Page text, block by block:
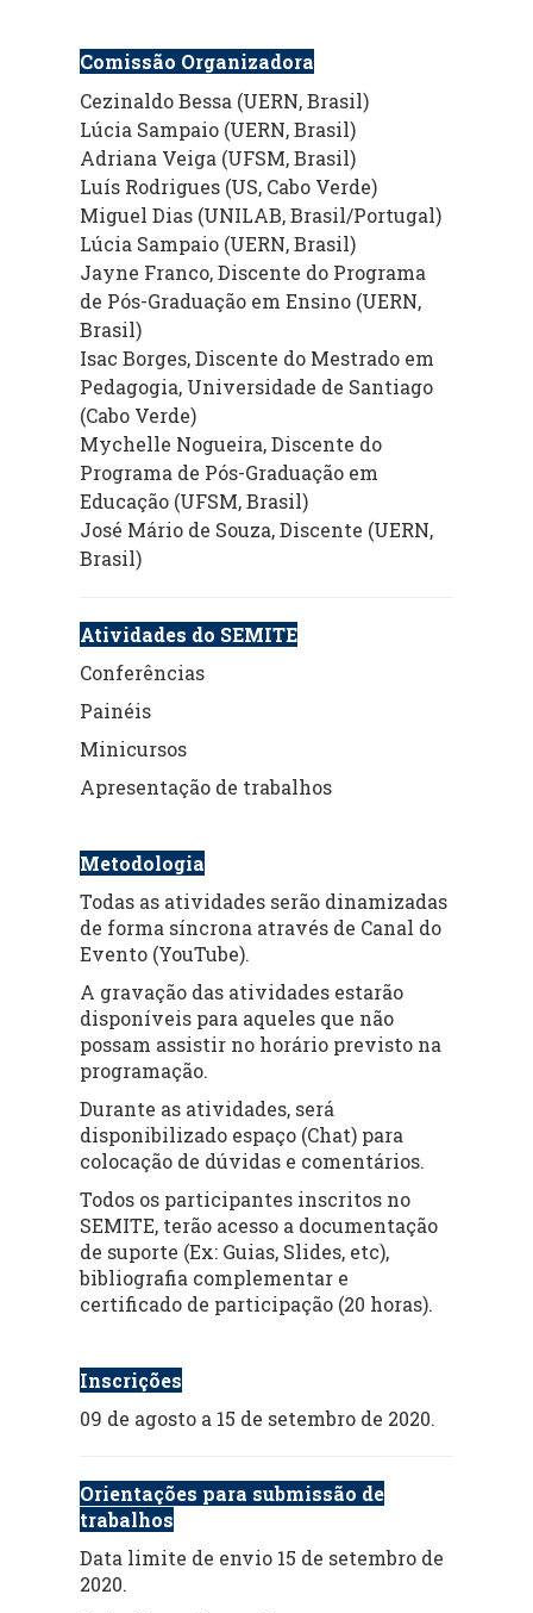
Comissão Organizadora
Cezinaldo Bessa (UERN, Brasil)
Lúcia Sampaio (UERN, Brasil)
Adriana Veiga (UFSM, Brasil)
Luís Rodrigues (US, Cabo Verde)
Miguel Dias (UNILAB, Brasil/Portugal)
Lúcia Sampaio (UERN, Brasil)
Jayne Franco, Discente do Programa
de Pós-Graduação em Ensino (UERN,
Brasil)
Isac Borges, Discente do Mestrado em
Pedagogia, Universidade de Santiago
(Cabo Verde)
Mychelle Nogueira, Discente do
Programa de Pós-Graduação em
Educação (UFSM, Brasil)
José Mário de Souza, Discente (UERN,
Brasil)
Atividades do SEMITE
Conferências
Painéis
Minicursos
Apresentação de trabalhos
Metodologia
Todas as atividades serão dinamizadas
de forma síncrona através de Canal do
Evento (YouTube).
A gravação das atividades estarão
disponíveis para aqueles que não
possam assistir no horário previsto na
programação.
Durante as atividades, será
disponibilizado espaço (Chat) para
colocação de dúvidas e comentários.
Todos os participantes inscritos no
SEMITE, terão acesso a documentação
de suporte (Ex: Guias, Slides, etc),
bibliografia complementar e
certificado de participação (20 horas).
Inscrições
09 de agosto a 15 de setembro de 2020.
Orientações para submissão de
trabalhos
Data limite de envio 15 de setembro de
2020.